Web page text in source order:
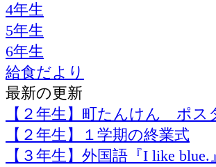
4年生
5年生
6年生
給食だより
最新の更新
【２年生】町たんけん ポス
【２年生】１学期の終業式
【３年生】外国語『I like blue.』